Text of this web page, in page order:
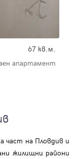
67 кв.м.
апартамент
част на Пловдив и
жилищни райони